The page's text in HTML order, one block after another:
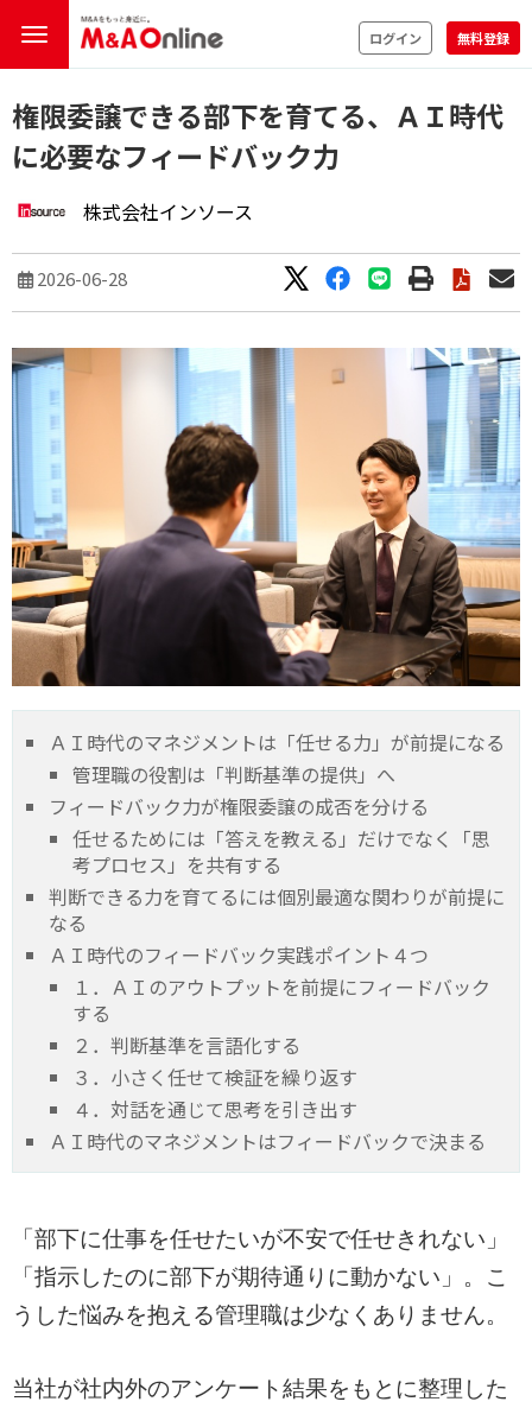
ログイン 無料登録
権限委譲できる部下を育てる、ＡＩ時代
に必要なフィードバック力
株式会社インソース
2026-06-28
ＡＩ時代のマネジメントは「任せる力」が前提になる
管理職の役割は「判断基準の提供」へ
フィードバック力が権限委譲の成否を分ける
任せるためには「答えを教える」だけでなく「思
考プロセス」を共有する
判断できる力を育てるには個別最適な関わりが前提に
なる
ＡＩ時代のフィードバック実践ポイント４つ
１．ＡＩのアウトプットを前提にフィードバック
する
２．判断基準を言語化する
３．小さく任せて検証を繰り返す
４．対話を通じて思考を引き出す
ＡＩ時代のマネジメントはフィードバックで決まる
「部下に仕事を任せたいが不安で任せきれない」
「指示したのに部下が期待通りに動かない」。こ
うした悩みを抱える管理職は少なくありません。
当社が社内外のアンケート結果をもとに整理した